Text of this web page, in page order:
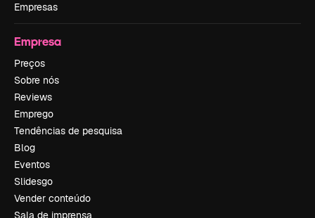
Empresas
Empresa
Preços
Sobre nós
Reviews
Emprego
Tendências de pesquisa
Blog
Eventos
Slidesgo
Vender conteúdo
Sala de imprensa